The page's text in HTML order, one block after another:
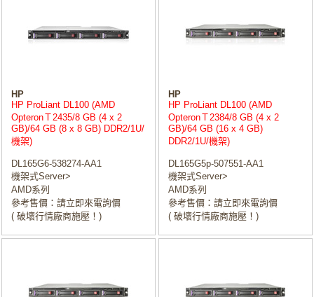
HP
HP ProLiant DL100 (AMD
OpteronＴ2435/8 GB (4 x 2
GB)/64 GB (8 x 8 GB) DDR2/1U/
機架)
DL165G6-538274-AA1
機架式Server>
AMD系列
參考售價：請立即來電詢價
( 破壞行情廠商施壓！)
HP
HP ProLiant DL100 (AMD
OpteronＴ2384/8 GB (4 x 2
GB)/64 GB (16 x 4 GB)
DDR2/1U/機架)
DL165G5p-507551-AA1
機架式Server>
AMD系列
參考售價：請立即來電詢價
( 破壞行情廠商施壓！)